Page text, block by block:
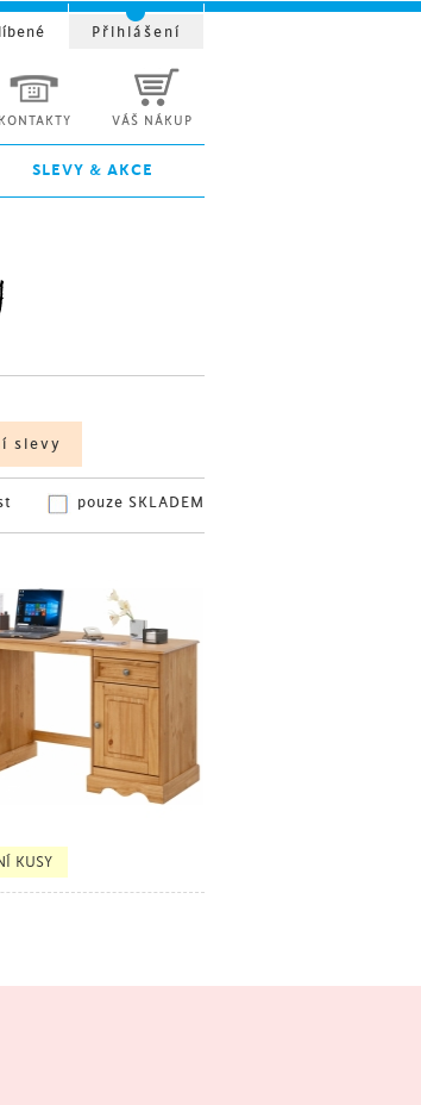
slevy
pouze SKLADEM
KUSY
KONTAKTY VÁŠ NÁKUP
SLEVY & AKCE
Přihlášení